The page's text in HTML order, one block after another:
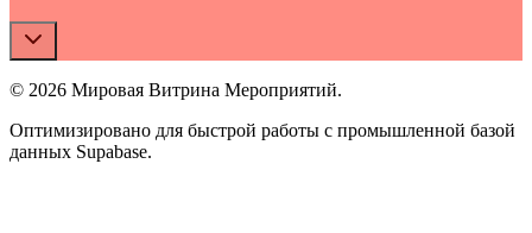
© 2026 Мировая Витрина Мероприятий.
Оптимизировано для быстрой работы с промышленной базой
данных Supabase.